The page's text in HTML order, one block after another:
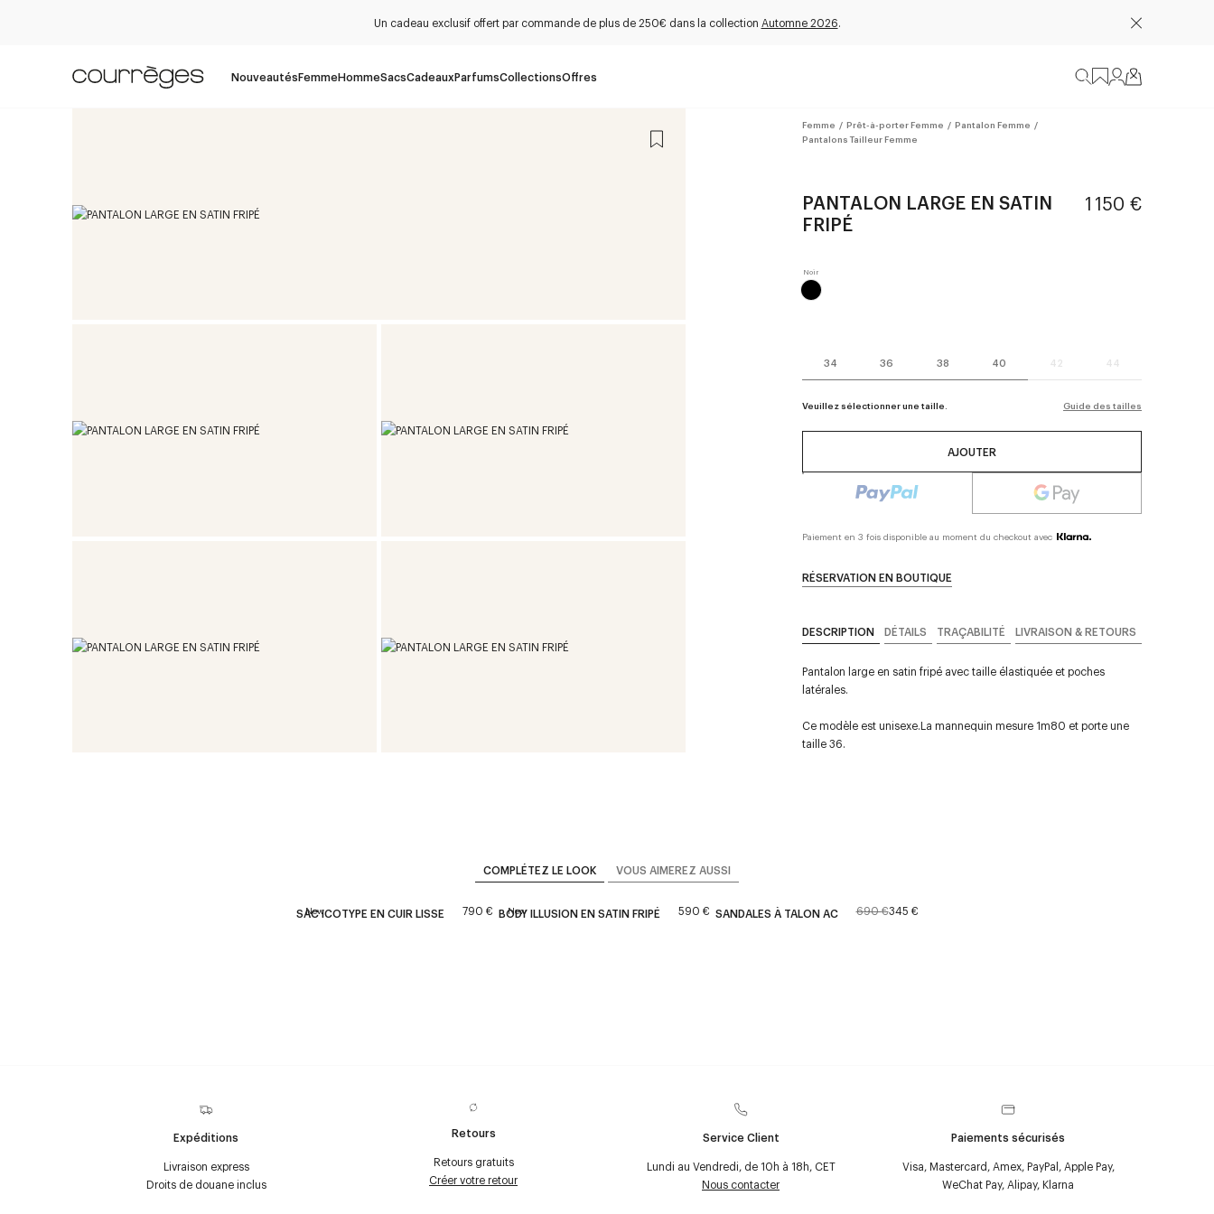
Un cadeau exclusif offert par commande de plus de 250€ dans la collection Automne 2026.
NouveautésFemmeHommeSacsCadeauxParfumsCollectionsOffres
Femme / Prêt-à-porter Femme / Pantalon Femme /
Pantalons Tailleur Femme
PANTALON LARGE EN SATIN
FRIPÉ
1 150 €
34 36 38 40 42 44
Veuillez sélectionner une taille. Guide des tailles
AJOUTER
Paiement en 3 fois disponible au moment du checkout avec
RÉSERVATION EN BOUTIQUE
DESCRIPTION DÉTAILS TRAÇABILITÉ LIVRAISON & RETOURS
Pantalon large en satin fripé avec taille élastiquée et poches
latérales.
Ce modèle est unisexe.La mannequin mesure 1m80 et porte une
taille 36.
COMPLÉTEZ LE LOOK VOUS AIMEREZ AUSSI
New
SAC ICOTYPE EN CUIR LISSE 790 € New
BODY ILLUSION EN SATIN FRIPÉ 590 € SANDALES À TALON AC 690 €345 €
Expéditions
Livraison express
Droits de douane inclus
Retours
Retours gratuits
Créer votre retour
Service Client
Lundi au Vendredi, de 10h à 18h, CET
Nous contacter
Paiements sécurisés
Visa, Mastercard, Amex, PayPal, Apple Pay,
WeChat Pay, Alipay, Klarna